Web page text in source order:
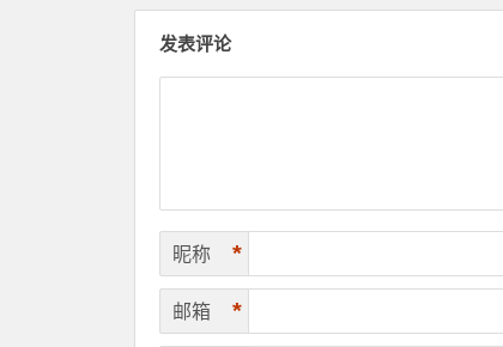
发表评论
昵称 *
邮箱 *